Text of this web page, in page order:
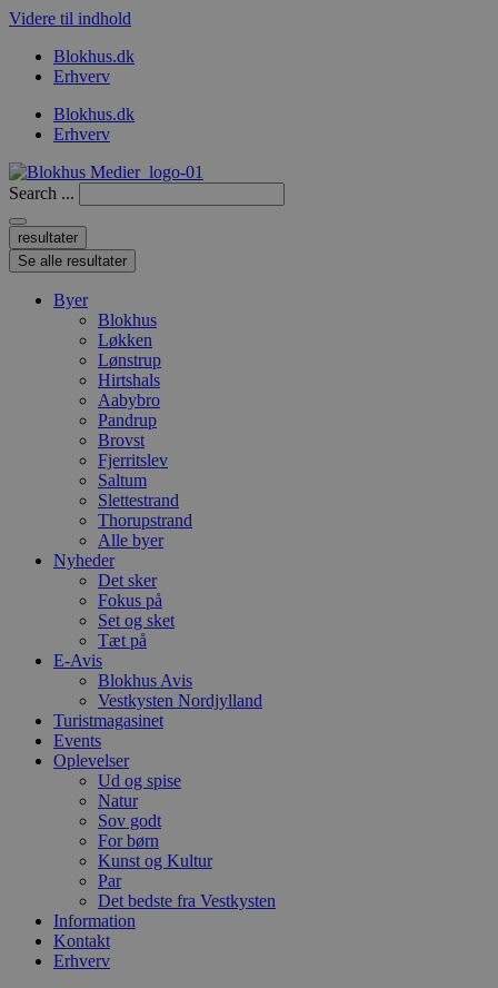
Videre til indhold
Blokhus.dk
Erhverv
Blokhus.dk
Erhverv
Search ...
resultater
Se alle resultater
Byer
Blokhus
Løkken
Lønstrup
Hirtshals
Aabybro
Pandrup
Brovst
Fjerritslev
Saltum
Slettestrand
Thorupstrand
Alle byer
Nyheder
Det sker
Fokus på
Set og sket
Tæt på
E-Avis
Blokhus Avis
Vestkysten Nordjylland
Turistmagasinet
Events
Oplevelser
Ud og spise
Natur
Sov godt
For børn
Kunst og Kultur
Par
Det bedste fra Vestkysten
Information
Kontakt
Erhverv